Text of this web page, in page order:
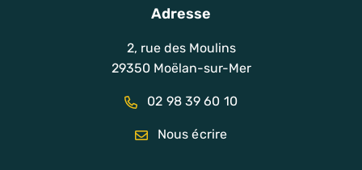
Adresse
2, rue des Moulins
29350 Moëlan-sur-Mer
02 98 39 60 10
Nous écrire